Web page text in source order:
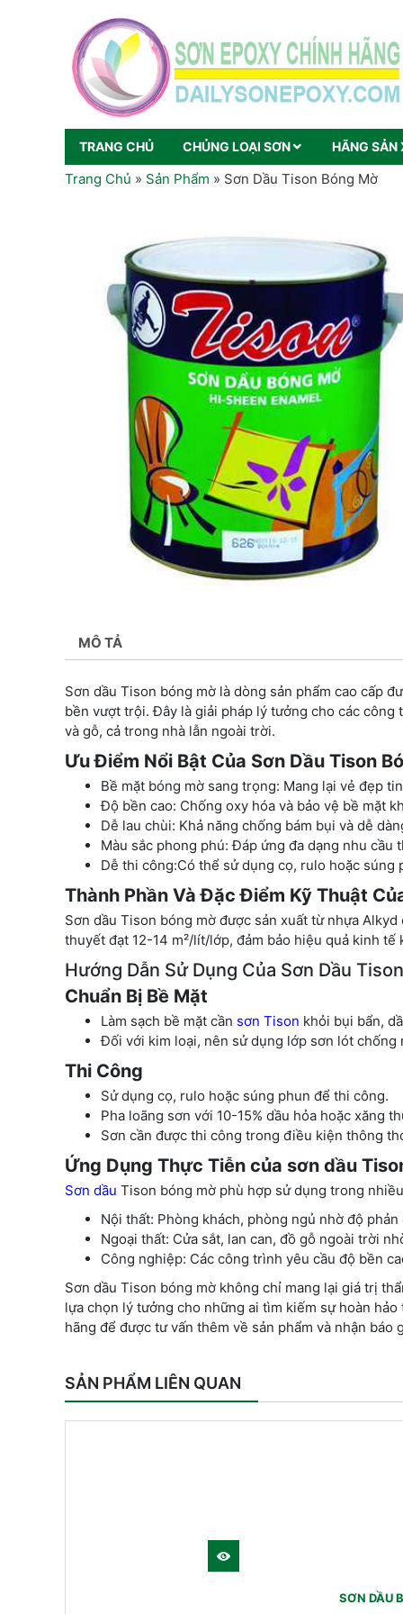
TRANG CHỦ CHỦNG LOẠI SƠN HÃNG SẢN
Trang Chủ » Sản Phẩm » Sơn Dầu Tison Bóng Mờ
MÔ TẢ
Sơn dầu Tison bóng mờ là dòng sản phẩm cao cấp
bền vượt trội. Đây là giải pháp lý tưởng cho các
và gỗ, cả trong nhà lẫn ngoài trời.
Ưu Điểm Nổi Bật Của Sơn Dầu Tison
Bề mặt bóng mờ sang trọng: Mang lại vẻ đẹp
Độ bền cao: Chống oxy hóa và bảo vệ bề mặt
Dễ lau chùi: Khả năng chống bám bụi và dễ
Màu sắc phong phú: Đáp ứng đa dạng nhu cầu
Dễ thi công:Có thể sử dụng cọ, rulo hoặc
Thành Phần Và Đặc Điểm Kỹ Thuật
Sơn dầu Tison bóng mờ được sản xuất từ nhựa
thuyết đạt 12-14 m²/lít/lớp, đảm bảo hiệu quả kinh tế
Hướng Dẫn Sử Dụng Của Sơn Dầu
Chuẩn Bị Bề Mặt
Làm sạch bề mặt cần sơn Tison khỏi bụi bẩn,
Đối với kim loại, nên sử dụng lớp sơn lót
Thi Công
Sử dụng cọ, rulo hoặc súng phun để thi công.
Pha loãng sơn với 10-15% dầu hỏa hoặc xăng
Sơn cần được thi công trong điều kiện thông
Ứng Dụng Thực Tiễn của sơn dầu
Sơn dầu Tison bóng mờ phù hợp sử dụng trong
Nội thất: Phòng khách, phòng ngủ nhờ độ
Ngoại thất: Cửa sắt, lan can, đồ gỗ ngoài trời
Công nghiệp: Các công trình yêu cầu độ bền
Sơn dầu Tison bóng mờ không chỉ mang lại giá trị
lựa chọn lý tưởng cho những ai tìm kiếm sự hoàn
hãng để được tư vấn thêm về sản phẩm và nhận báo
SẢN PHẨM LIÊN QUAN
SƠN DẦU